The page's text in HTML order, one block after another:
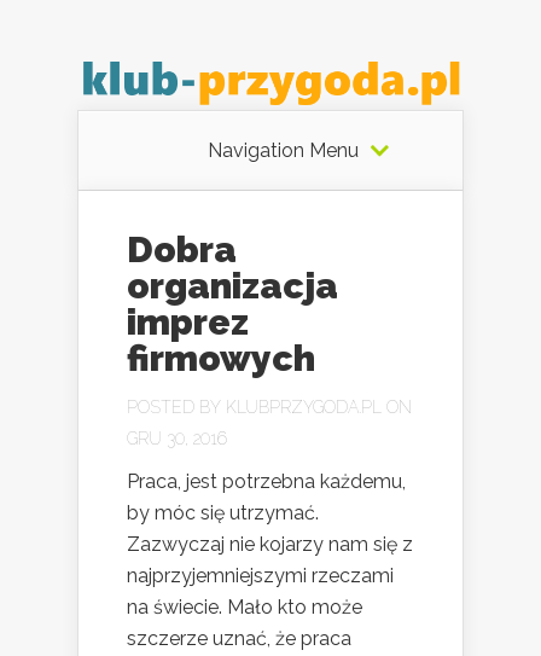
Navigation Menu
Dobra
organizacja
imprez
firmowych
POSTED BY KLUBPRZYGODA.PL
ON
GRU 30, 2016
Praca, jest potrzebna każdemu,
by móc się utrzymać.
Zazwyczaj nie kojarzy nam się z
najprzyjemniejszymi rzeczami
na świecie. Mało kto może
szczerze uznać, że praca